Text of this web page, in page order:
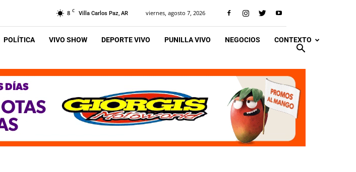
8 C Villa Carlos Paz, AR viernes, agosto 7, 2026
POLÍTICA VIVO SHOW DEPORTE VIVO PUNILLA VIVO NEGOCIOS CONTEXTO